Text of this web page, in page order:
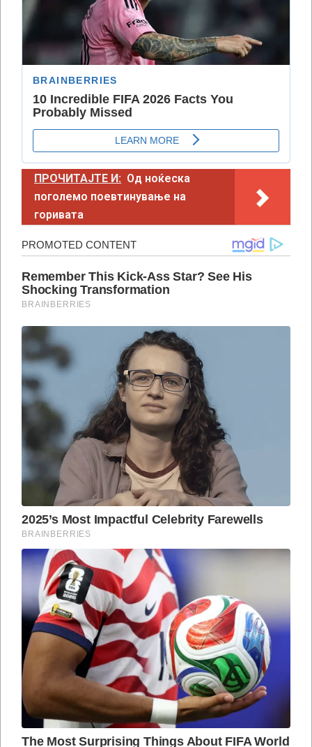
ПРОЧИТАЈТЕ И: Од ноќеска
поголемо поевтинување на
горивата